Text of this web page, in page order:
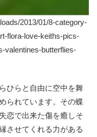
2013/01/8-category-
flora-love-keiths-pics-
valentines-butterflies-
ひらと自由に空中を舞
られています。その蝶
恋で出来た傷を癒しそ
させてくれる力がある